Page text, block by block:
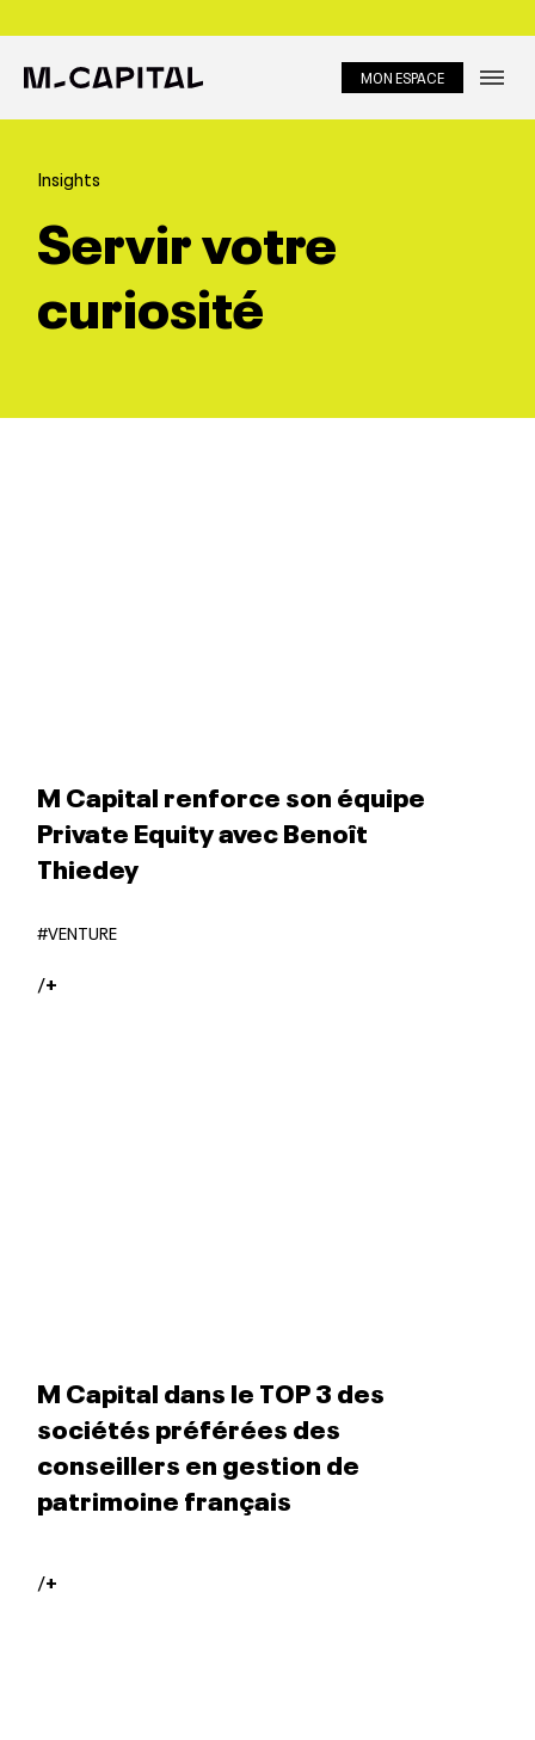
About
Equipe
MON ESPACE
Insights
Servir votre
curiosité
M Capital renforce son équipe
Private Equity avec Benoît
Thiedey
#VENTURE
/+
M Capital dans le TOP 3 des
sociétés préférées des
conseillers en gestion de
patrimoine français
/+